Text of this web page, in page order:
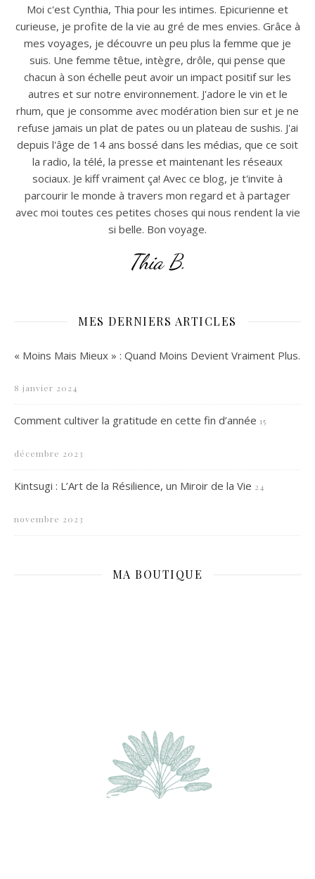
Moi c'est Cynthia, Thia pour les intimes. Epicurienne et
curieuse, je profite de la vie au gré de mes envies. Grâce à
mes voyages, je découvre un peu plus la femme que je
suis. Une femme têtue, intègre, drôle, qui pense que
chacun à son échelle peut avoir un impact positif sur les
autres et sur notre environnement. J'adore le vin et le
rhum, que je consomme avec modération bien sur et je ne
refuse jamais un plat de pates ou un plateau de sushis. J'ai
depuis l'âge de 14 ans bossé dans les médias, que ce soit
la radio, la télé, la presse et maintenant les réseaux
sociaux. Je kiff vraiment ça! Avec ce blog, je t'invite à
parcourir le monde à travers mon regard et à partager
avec moi toutes ces petites choses qui nous rendent la vie
si belle. Bon voyage.
Thia B.
MES DERNIERS ARTICLES
« Moins Mais Mieux » : Quand Moins Devient Vraiment Plus.
8 janvier 2024
Comment cultiver la gratitude en cette fin d’année 15
décembre 2023
Kintsugi : L’Art de la Résilience, un Miroir de la Vie 24
novembre 2023
MA BOUTIQUE